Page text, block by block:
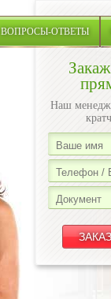
ВОПРОСЫ-ОТВЕТЫ
Наш